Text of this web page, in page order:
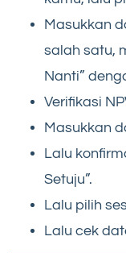
Masukkan
salah satu,
Nanti”
Verifikasi
Masukkan
Lalu
Setuju”.
Lalu pilih
Lalu cek